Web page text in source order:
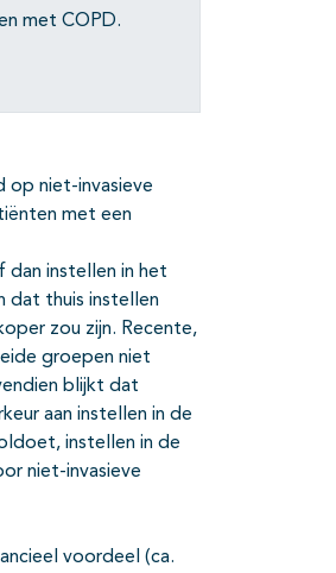
met COPD.
op niet-invasieve
met een
dan instellen in het
dat thuis instellen
zou zijn. Recente,
groepen niet
blijkt dat
aan instellen in de
instellen in de
niet-invasieve
voordeel (ca.